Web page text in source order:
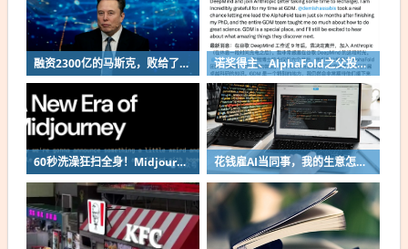
融资2300亿的马斯克，败给了这个中国小城 诺奖得主、AlphaFold之父投奔Anthropic！谷歌48小时连跑俩大将
60秒洗澡狂扫全身！Midjourney算力怪兽干翻传统CT？ 花钱雇AI当同事，我的生意怎么样了？